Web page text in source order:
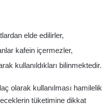
elde edilirler,
kafein içermezler,
kullanıldıkları bilinmektedir.
olarak kullanılması hamilelik
tüketimine dikkat